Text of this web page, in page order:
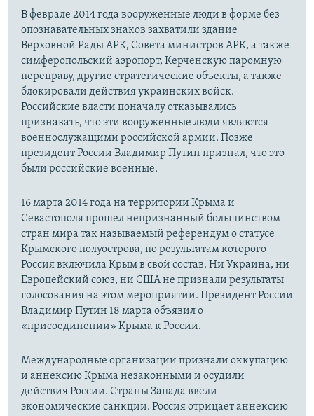
В феврале 2014 года вооруженные люди в форме без
опознавательных знаков захватили здание
Верховной Рады АРК, Совета министров АРК, а также
симферопольский аэропорт, Керченскую паромную
переправу, другие стратегические объекты, а также
блокировали действия украинских войск.
Российские власти поначалу отказывались
признавать, что эти вооруженные люди являются
военнослужащими российской армии. Позже
президент России Владимир Путин признал, что это
были российские военные.
16 марта 2014 года на территории Крыма и
Севастополя прошел непризнанный большинством
стран мира так называемый референдум о статусе
Крымского полуострова, по результатам которого
Россия включила Крым в свой состав. Ни Украина, ни
Европейский союз, ни США не признали результаты
голосования на этом мероприятии. Президент России
Владимир Путин 18 марта объявил о
«присоединении» Крыма к России.
Международные организации признали оккупацию
и аннексию Крыма незаконными и осудили
действия России. Страны Запада ввели
экономические санкции. Россия отрицает аннексию